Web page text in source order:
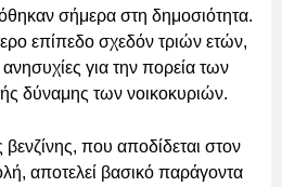
σήμερα στη δημοσιότητα.
επίπεδο σχεδόν τριών ετών,
ανησυχίες για την πορεία των
δύναμης των νοικοκυριών.
που αποδίδεται στον
αποτελεί βασικό παράγοντα